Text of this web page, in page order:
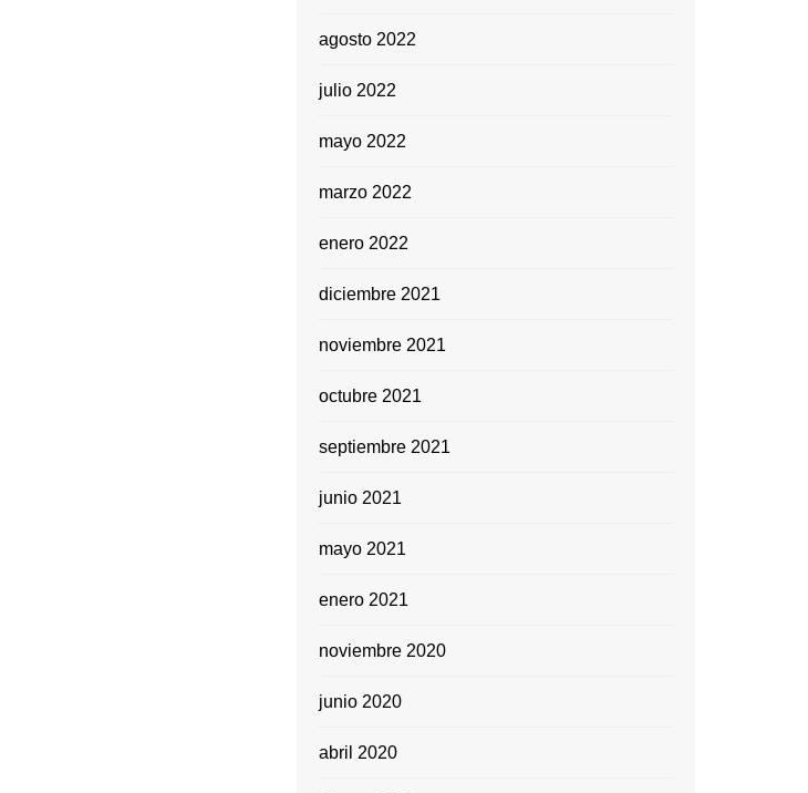
agosto 2022
julio 2022
mayo 2022
marzo 2022
enero 2022
diciembre 2021
noviembre 2021
octubre 2021
septiembre 2021
junio 2021
mayo 2021
enero 2021
noviembre 2020
junio 2020
abril 2020